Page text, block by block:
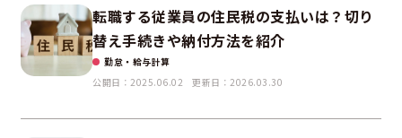
転職する従業員の住民税の支払いは？切り
替え手続きや納付方法を紹介
勤怠・給与計算
公開日：2025.06.02
更新日：2026.03.30